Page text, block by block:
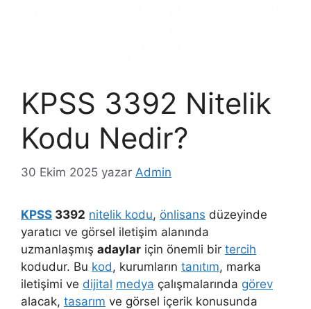
KPSS 3392 Nitelik
Kodu Nedir?
30 Ekim 2025 yazar Admin
KPSS 3392 nitelik kodu, önlisans düzeyinde
yaratıcı ve görsel iletişim alanında
uzmanlaşmış adaylar için önemli bir tercih
kodudur. Bu kod, kurumların tanıtım, marka
iletişimi ve dijital medya çalışmalarında görev
alacak, tasarım ve görsel içerik konusunda